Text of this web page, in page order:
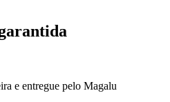
e entregue pelo Magalu